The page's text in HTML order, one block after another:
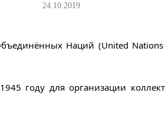
24.10.2019
Наций (United
году для организации